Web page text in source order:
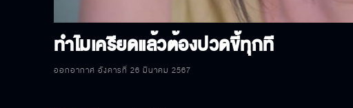
ทำไมเครียดแล้วต้องปวดขี้ทุกที
ออกอากาศ อังคารที่ 26 มีนาคม 2567